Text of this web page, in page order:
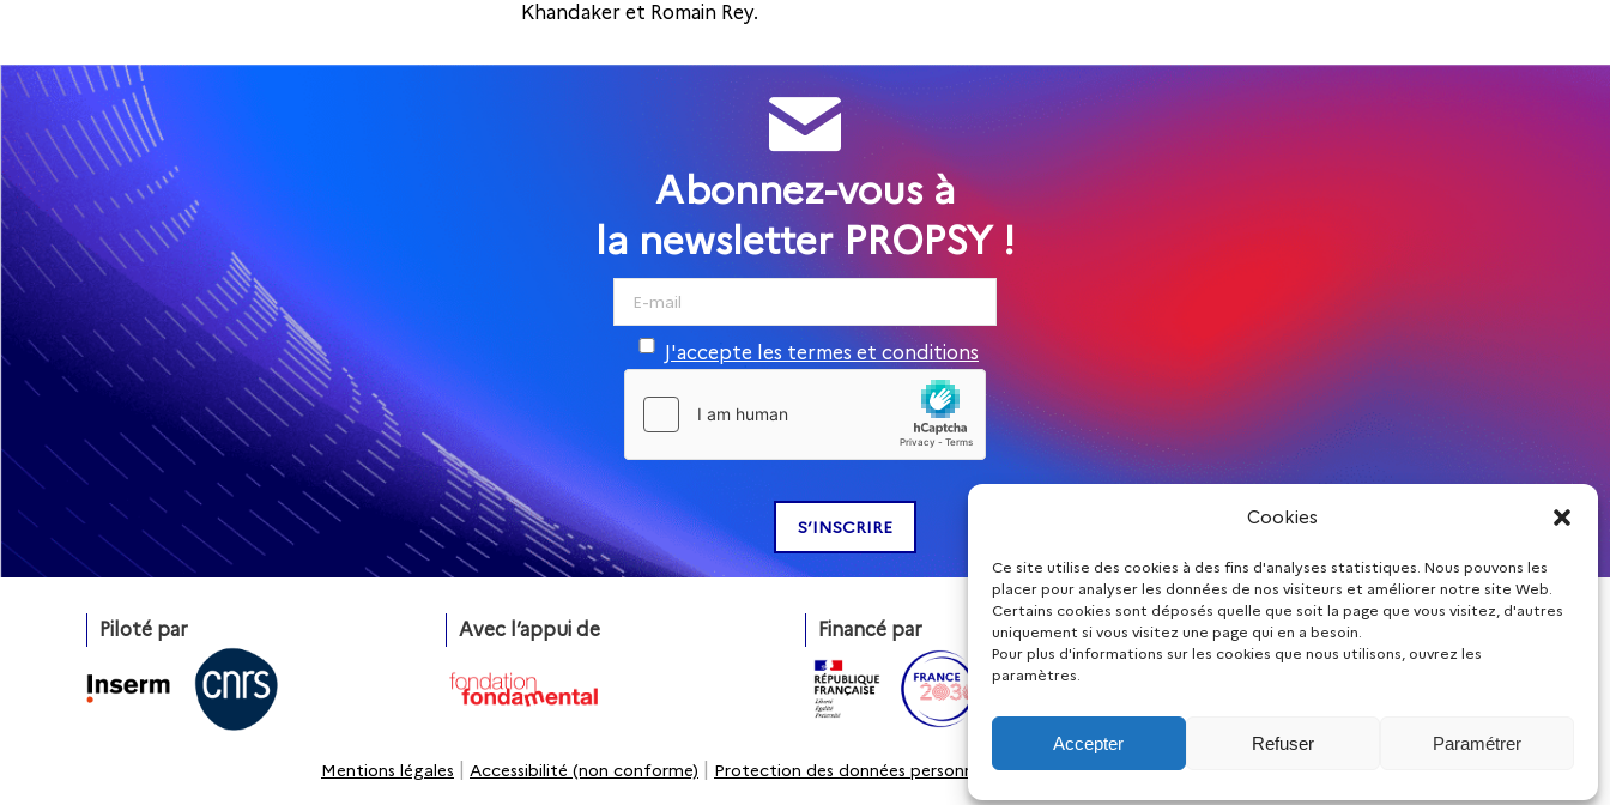
Cookies
Ce site utilise des cookies à des fins d'analyses statistiques. Nous pouvons les
placer pour analyser les données de nos visiteurs et améliorer notre site Web.
Certains cookies sont déposés quelle que soit la page que vous visitez, d'autres
uniquement si vous visitez une page qui en a besoin.
Pour plus d'informations sur les cookies que nous utilisons, ouvrez les
paramètres.
Accepter Refuser Paramétrer
Khandaker et Romain Rey.
Abonnez-vous à
la newsletter PROPSY !
J'accepte les termes et conditions
Piloté par Avec l’appui de Financé par Restez informé
Mentions légales Accessibilité (non conforme) Protection des données personnelles|Politique d’utilisation des cookies